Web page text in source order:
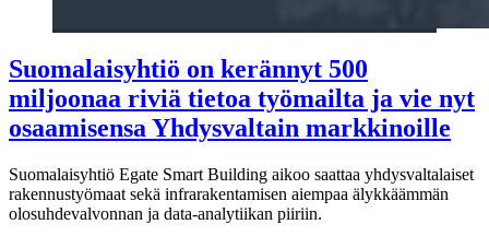
Suomalaisyhtiö on kerännyt 500
miljoonaa riviä tietoa työmailta ja vie nyt
osaamisensa Yhdysvaltain markkinoille
Suomalaisyhtiö Egate Smart Building aikoo saattaa yhdysvaltalaiset
rakennustyömaat sekä infrarakentamisen aiempaa älykkäämmän
olosuhdevalvonnan ja data-analytiikan piiriin.